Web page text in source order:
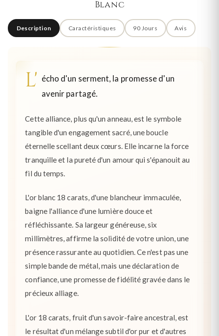
Blanc
Description Caractéristiques 90 Jours Avis
L' écho d'un serment, la promesse d'un
avenir partagé.
Cette alliance, plus qu'un anneau, est le symbole
tangible d'un engagement sacré, une boucle
éternelle scellant deux cœurs. Elle incarne la force
tranquille et la pureté d'un amour qui s'épanouit au
fil du temps.
L'or blanc 18 carats, d'une blancheur immaculée,
baigne l'alliance d'une lumière douce et
réfléchissante. Sa largeur généreuse, six
millimètres, affirme la solidité de votre union, une
présence rassurante au quotidien. Ce n'est pas une
simple bande de métal, mais une déclaration de
confiance, une promesse de fidélité gravée dans le
précieux alliage.
L'or 18 carats, fruit d'un savoir-faire ancestral, est
le résultat d'un mélange subtil d'or pur et d'autres